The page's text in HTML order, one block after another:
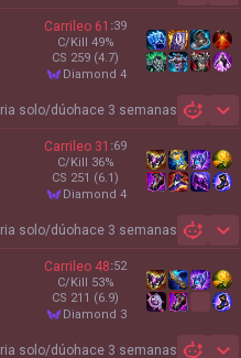
Carrileo 61 :39
C/Kill 49%
CS 259 (4.7)
diamond 4
solo/dúohace 3 semanas
Carrileo 31 :69
C/Kill 36%
CS 251 (6.1)
diamond 4
solo/dúohace 3 semanas
Carrileo 48:52
C/Kill 53%
CS 211 (6.9)
diamond 3
solo/dúohace 3 semanas